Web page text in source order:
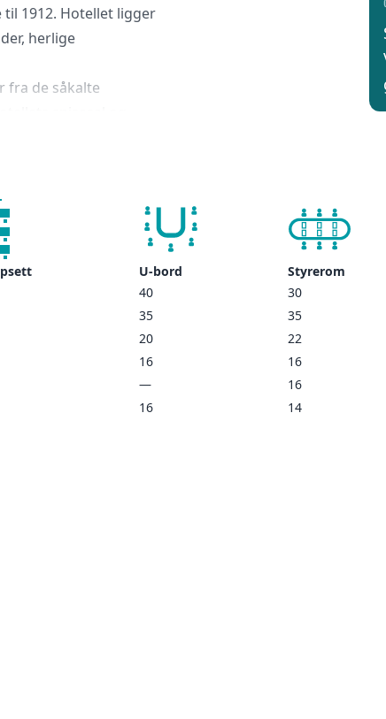
1912. Hotellet ligger
herlige
fra de såkalte
peisestue og
Hotellets
man bare ønsker å
U-bord
Styrerom
40
30
35
35
20
22
16
16
—
16
16 14